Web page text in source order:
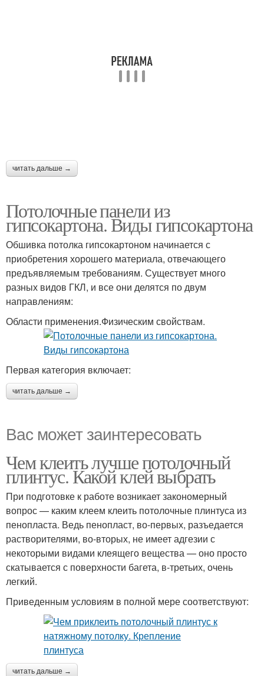
читать дальше →
Потолочные панели из
гипсокартона. Виды гипсокартона
Обшивка потолка гипсокартоном начинается с
приобретения хорошего материала, отвечающего
предъявляемым требованиям. Существует много
разных видов ГКЛ, и все они делятся по двум
направлениям:
Области применения.Физическим свойствам.
Первая категория включает:
читать дальше →
Вас может заинтересовать
Чем клеить лучше потолочный
плинтус. Какой клей выбрать
При подготовке к работе возникает закономерный
вопрос — каким клеем клеить потолочные плинтуса из
пенопласта. Ведь пенопласт, во-первых, разъедается
растворителями, во-вторых, не имеет адгезии с
некоторыми видами клеящего вещества — оно просто
скатывается с поверхности багета, в-третьих, очень
легкий.
Приведенным условиям в полной мере соответствуют:
читать дальше →